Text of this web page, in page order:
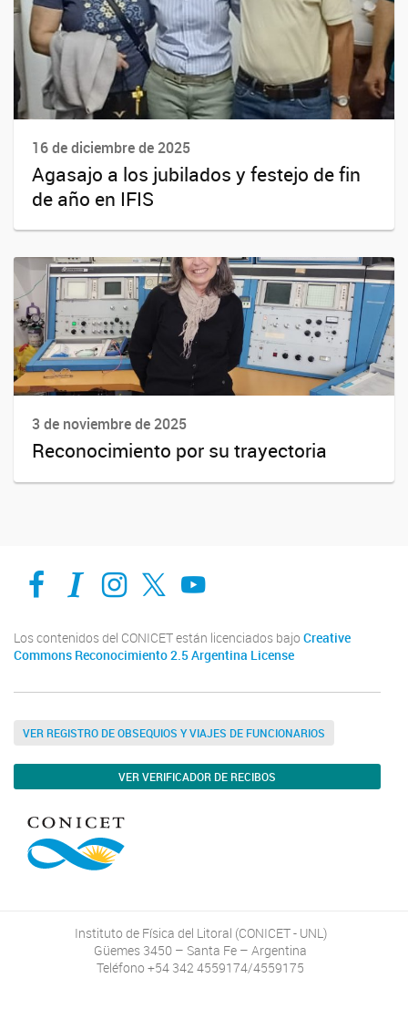
16 de diciembre de 2025
Agasajo a los jubilados y festejo de fin
de año en IFIS
3 de noviembre de 2025
Reconocimiento por su trayectoria
Facebook
Intranet-IFISInstagram
X YouTube
Los contenidos del CONICET están licenciados bajo Creative
Commons Reconocimiento 2.5 Argentina License
VER REGISTRO DE OBSEQUIOS Y VIAJES DE FUNCIONARIOS
VER VERIFICADOR DE RECIBOS
Instituto de Física del Litoral (CONICET - UNL)
Güemes 3450 – Santa Fe – Argentina
Teléfono +54 342 4559174/4559175